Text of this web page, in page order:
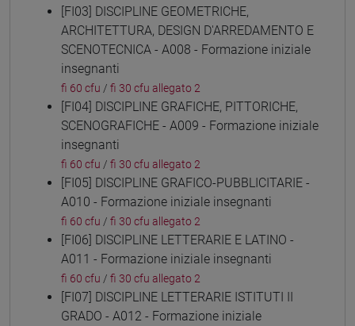
[FI03] DISCIPLINE GEOMETRICHE,
ARCHITETTURA, DESIGN D'ARREDAMENTO E
SCENOTECNICA - A008 - Formazione iniziale
insegnanti
fi 60 cfu / fi 30 cfu allegato 2
[FI04] DISCIPLINE GRAFICHE, PITTORICHE,
SCENOGRAFICHE - A009 - Formazione iniziale
insegnanti
fi 60 cfu / fi 30 cfu allegato 2
[FI05] DISCIPLINE GRAFICO-PUBBLICITARIE -
A010 - Formazione iniziale insegnanti
fi 60 cfu / fi 30 cfu allegato 2
[FI06] DISCIPLINE LETTERARIE E LATINO -
A011 - Formazione iniziale insegnanti
fi 60 cfu / fi 30 cfu allegato 2
[FI07] DISCIPLINE LETTERARIE ISTITUTI II
GRADO - A012 - Formazione iniziale